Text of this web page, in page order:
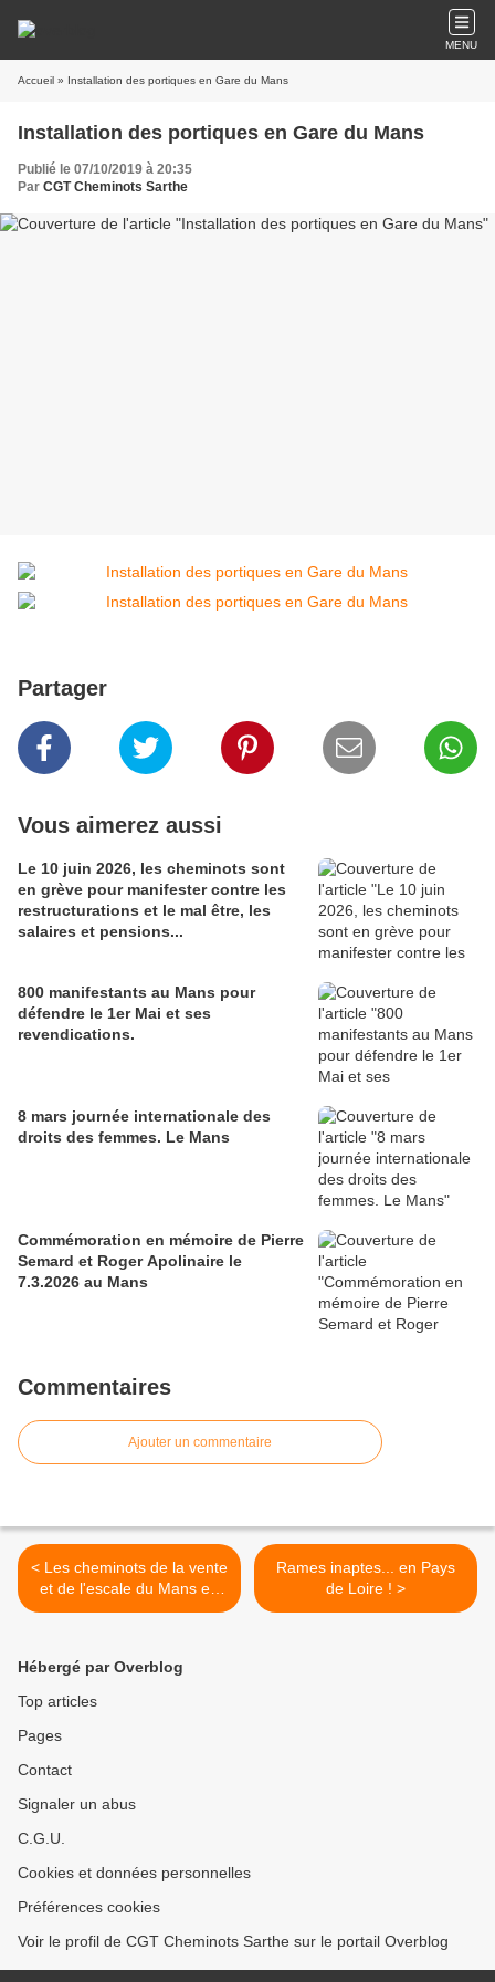
MENU
Accueil » Installation des portiques en Gare du Mans
Installation des portiques en Gare du Mans
Publié le 07/10/2019 à 20:35
Par CGT Cheminots Sarthe
Partager
Vous aimerez aussi
Le 10 juin 2026, les cheminots sont
en grève pour manifester contre les
restructurations et le mal être, les
salaires et pensions...
800 manifestants au Mans pour
défendre le 1er Mai et ses
revendications.
8 mars journée internationale des
droits des femmes. Le Mans
Commémoration en mémoire de Pierre
Semard et Roger Apolinaire le
7.3.2026 au Mans
Commentaires
Ajouter un commentaire
< Les cheminots de la vente
et de l'escale du Mans en
grève ont distribué hier et
💪
Rames inaptes... en Pays
de Loire ! >
Hébergé par Overblog
Top articles
Pages
Contact
Signaler un abus
C.G.U.
Cookies et données personnelles
Préférences cookies
Voir le profil de CGT Cheminots Sarthe sur le portail Overblog